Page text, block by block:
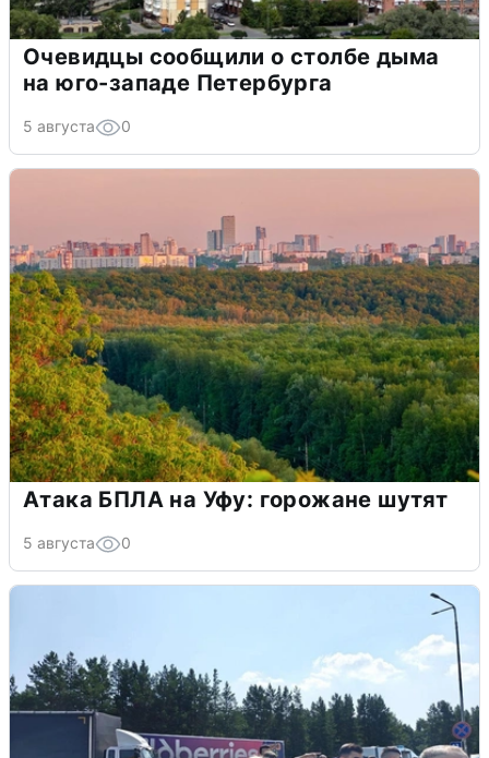
Очевидцы сообщили о столбе дыма
на юго-западе Петербурга
5 августа 0
Атака БПЛА на Уфу: горожане шутят
5 августа 0